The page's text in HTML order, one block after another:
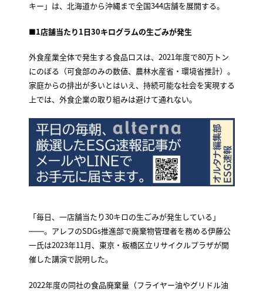
キー」は、北海道から沖縄まで全国344店舗を展開する。
■1店舗当たり1日30キログラムの生ごみが発生
外食産業全体で発生する食品ロスは、2021年度で80万トン
にのぼる（可食部のみの数値、農林水産省・環境省推計）。
家庭からの排出が多いとはいえ、持続可能な社会を実現する
上では、外食企業の取り組みは避けて通れない。
「毎日、一店舗当たり30キロの生ごみが発生している」
――。アレフのSDGs推進部で廃棄物管理者を務める伊藤公
一氏は2023年11月、東京・板橋区立リサイクルプラザが開
催した講演で説明した。
2022年度の同社の食品廃棄量（フライヤー油やグリドル油